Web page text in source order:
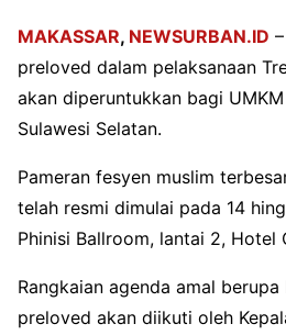
MAKASSAR, NEWSURBAN.ID
preloved dalam pelaksanaan
akan diperuntukkan bagi
Sulawesi Selatan.
Pameran fesyen muslim
telah resmi dimulai pada 14
Phinisi Ballroom, lantai 2, Hotel
Rangkaian agenda amal
preloved akan diikuti oleh